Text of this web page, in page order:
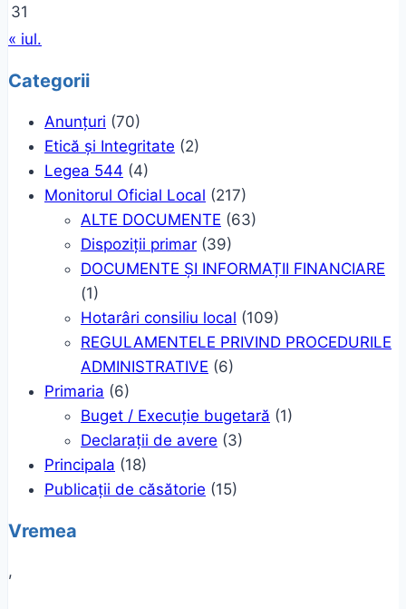
31
« iul.
Categorii
Anunțuri (70)
Etică și Integritate (2)
Legea 544 (4)
Monitorul Oficial Local (217)
ALTE DOCUMENTE (63)
Dispoziții primar (39)
DOCUMENTE ȘI INFORMAȚII FINANCIARE
(1)
Hotarâri consiliu local (109)
REGULAMENTELE PRIVIND PROCEDURILE
ADMINISTRATIVE (6)
Primaria (6)
Buget / Execuție bugetară (1)
Declarații de avere (3)
Principala (18)
Publicații de căsătorie (15)
Vremea
,